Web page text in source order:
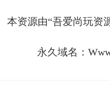
本资源由“吾爱尚玩资
永久域名：